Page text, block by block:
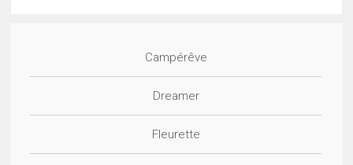
Campérêve
Dreamer
Fleurette